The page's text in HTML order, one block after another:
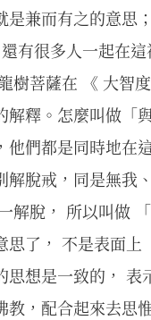
是兼而有之的意思
有很多人一起在
樹菩薩在 《 大智
解釋。怎麼叫做「
他們都是同時地在
解脫戒，同是無我
解脫， 所以叫做
思了， 不是表面上
思想是一致的， 表
教，配合起來去思